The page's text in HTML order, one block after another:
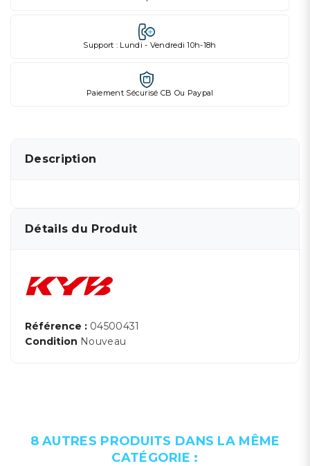
Support : Lundi - Vendredi 10h-18h
Paiement Sécurisé CB Ou Paypal
Description
Détails du Produit
Référence : 04500431
Condition Nouveau
8 AUTRES PRODUITS DANS LA MÊME
CATÉGORIE :